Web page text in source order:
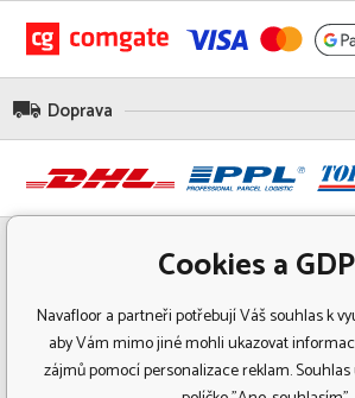
Doprava
Cookies a
Navafloor a partneři potřebují Váš souhlas k
aby Vám mimo jiné mohli ukazovat
zájmů pomocí personalizace reklam.